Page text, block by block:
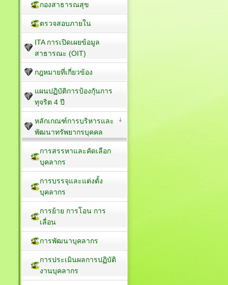
กองสาธารณสุข
ตรวจสอบภายใน
ITA การเปิดเผยข้อมูล
สาธารณะ (OIT)
กฎหมายที่เกี่ยวข้อง
แผนปฏิบัติการป้องกัุนการ
ทุจริต 4 ปี
หลักเกณฑ์การบริหารและ
พัฒนาทรัพยากรบุคคล
การสรรหาและคัดเลือก
บุคลากร
การบรรจุและแต่งตั้ง
บุคลากร
การย้าย การโอน การ
เลื่อน
การพัฒนาบุคลากร
การประเมินผลการปฏิบัติ
งานบุคลากร